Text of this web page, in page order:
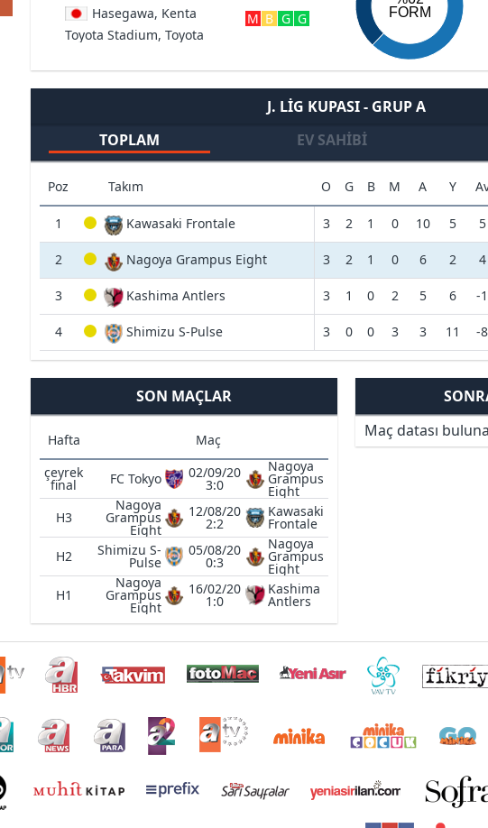
Hasegawa, Kenta
Toyota Stadium, Toyota
M B G G
FORM
J. LIG KUPASI - GRUP A
TOPLAM
EV SAHIBI
Poz Takım O G B M A Y
1 Kawasaki Frontale 3 2 1 0 10 5 5
2 Nagoya Grampus Eight 3 2 1 0 6 2 4
3 Kashima Antlers 3 1 0 2 5 6 -1
4 Shimizu S-Pulse 3 0 0 3 3 11 -8
SON MAÇLAR
Hafta
Maç
çeyrek
final FC Tokyo 02/09/20
3:0
Nagoya
Grampus
Eight
H3
Nagoya
Grampus
Eight
12/08/20
2:2
Kawasaki
Frontale
H2
Shimizu S-
Pulse
05/08/20
0:3
Nagoya
Grampus
Eight
H1
Nagoya
Grampus
Eight
16/02/20
1:0
Kashima
Antlers
Maç datası